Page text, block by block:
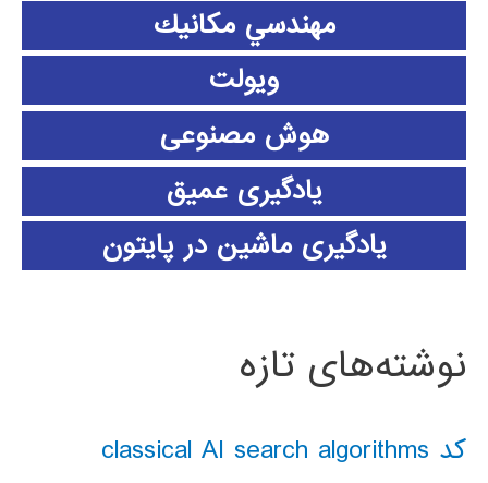
مهندسي مكانيك
ویولت
هوش مصنوعی
یادگیری عمیق
یادگیری ماشین در پایتون
نوشته‌های تازه
کد classical AI search algorithms